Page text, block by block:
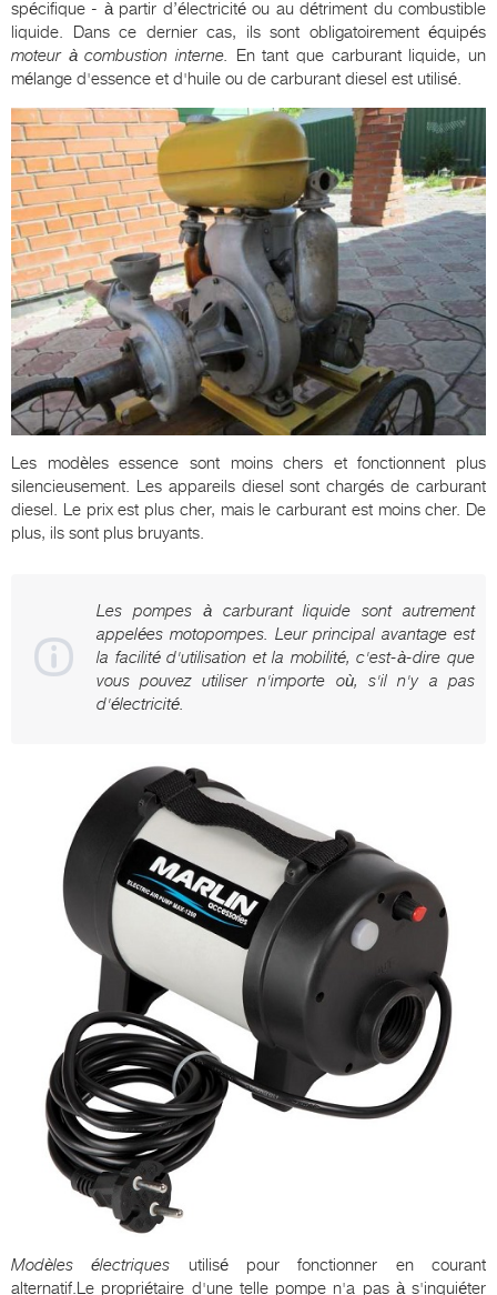
spécifique - à partir d’électricité ou au détriment du combustible
liquide. Dans ce dernier cas, ils sont obligatoirement équipés
moteur à combustion interne.
En tant que carburant liquide, un
mélange d'essence et d'huile ou de carburant diesel est utilisé.
Les modèles essence sont moins chers et fonctionnent plus
silencieusement. Les appareils diesel sont chargés de carburant
diesel. Le prix est plus cher, mais le carburant est moins cher. De
plus, ils sont plus bruyants.
Les pompes à carburant liquide sont autrement
appelées motopompes. Leur principal avantage est
la facilité d'utilisation et la mobilité, c'est-à-dire que
vous pouvez utiliser n'importe où, s'il n'y a pas
d'électricité.
Modèles électriques utilisé pour fonctionner en courant
alternatif.Le propriétaire d'une telle pompe n'a pas à s'inquiéter